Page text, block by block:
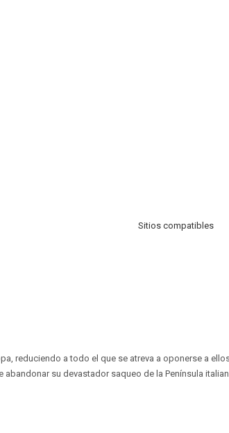
Sitios compatibles
reduciendo a todo el que se atreva a oponerse a
abandonar su devastador saqueo de la Península